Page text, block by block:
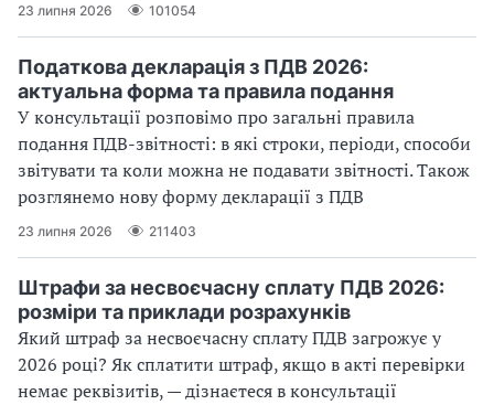
23 липня 2026 101054
Податкова декларація з ПДВ 2026:
актуальна форма та правила подання
У консультації розповімо про загальні правила
подання ПДВ-звітності: в які строки, періоди, способи
звітувати та коли можна не подавати звітності. Також
розглянемо нову форму декларації з ПДВ
23 липня 2026 211403
Штрафи за несвоєчасну сплату ПДВ 2026:
розміри та приклади розрахунків
Який штраф за несвоєчасну сплату ПДВ загрожує у
2026 році? Як сплатити штраф, якщо в акті перевірки
немає реквізитів, — дізнаєтеся в консультації